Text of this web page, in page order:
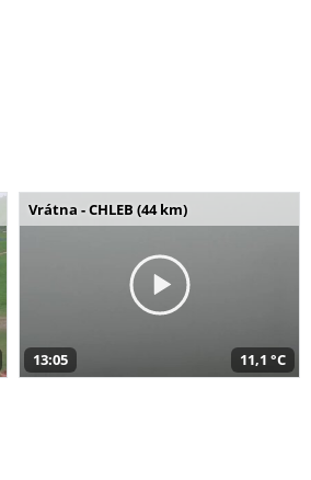
Vrátna - CHLEB (44 km)
13:05 11,1 °C